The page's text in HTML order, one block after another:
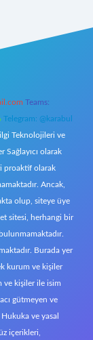
Teams:
Telegram: @karabul
Teknolojileri ve
Sağlayıcı olarak
proaktif olarak
Ancak,
olup, siteye üye
sitesi, herhangi bir
Burada yer
kurum ve kişiler
ve kişiler ile isim
gütmeyen ve
ve yasal
içerikleri,